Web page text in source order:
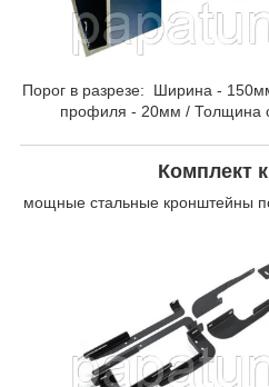
Порог в разрезе: Ширина -
профиля - 20мм / Толщина
Комплект
мощные стальные кронштейны